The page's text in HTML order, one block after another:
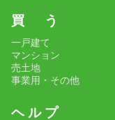
買 う
一戸建て
マンション
売土地
事業用・その他
ヘ ル プ